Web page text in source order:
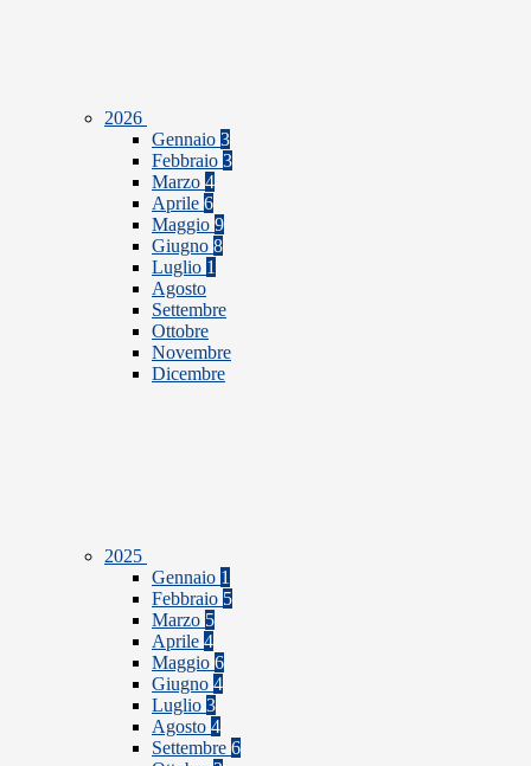
2026
Gennaio 3
Febbraio 3
Marzo 4
Aprile 6
Maggio 9
Giugno 8
Luglio 1
Agosto
Settembre
Ottobre
Novembre
Dicembre
2025
Gennaio 1
Febbraio 5
Marzo 5
Aprile 4
Maggio 6
Giugno 4
Luglio 3
Agosto 4
Settembre 6